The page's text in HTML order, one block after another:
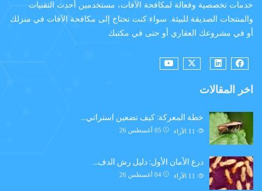
خدمات تخصصية وفعالة لمكافحة الآفات، مستخدمين أحدث التقنيات
والمنتجات الصديقة للبيئة. سواء كنت تحتاج إلى مكافحة الآفات في منزلك
أو في مشروعك العقاري أو حتى في مكتبك
اخر المقالات
خطة المعركة: كيف تضعين استراتي…
05 أغسطس 26 الآراء
درع الأمان الأول: دليل رش الدف…
04 أغسطس 26 الآراء